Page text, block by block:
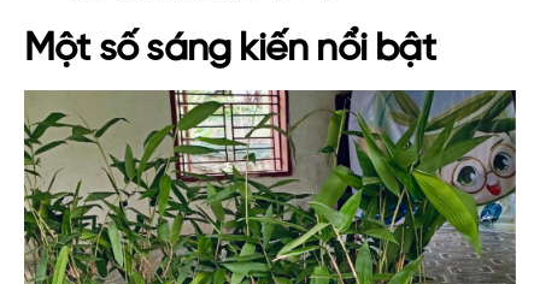
Một số sáng kiến nổi bật